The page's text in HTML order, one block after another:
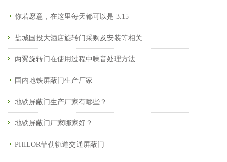
你若愿意，在这里每天都可以是 3.15
盐城国投大酒店旋转门采购及安装等相关
两翼旋转门在使用过程中噪音处理方法
国内地铁屏蔽门生产厂家
地铁屏蔽门生产厂家有哪些？
地铁屏蔽门厂家哪家好？
PHILOR菲勒轨道交通屏蔽门